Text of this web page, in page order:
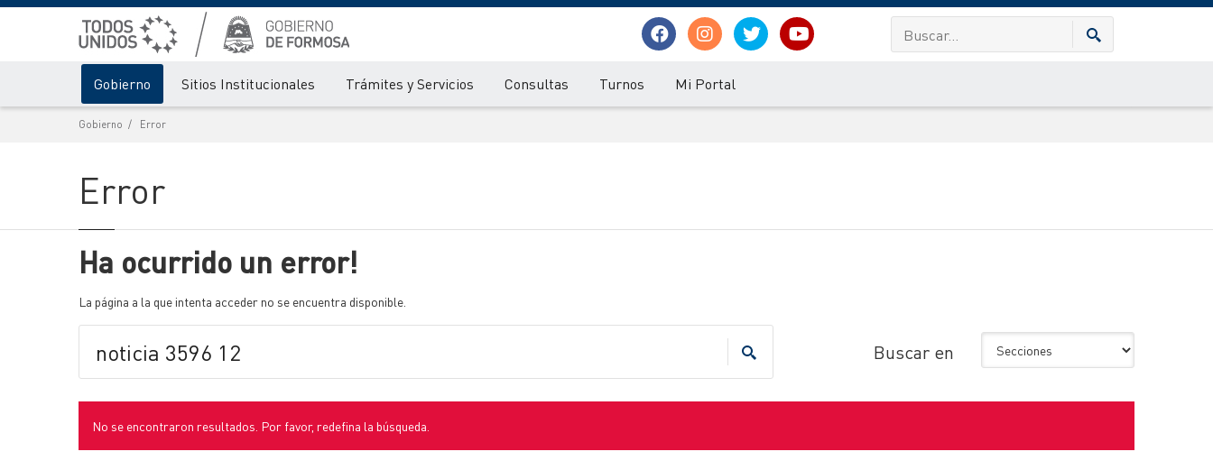
Gobierno Sitios Institucionales Trámites y Servicios Consultas Turnos Mi Portal
Gobierno Error
Error
Ha ocurrido un error!
La página a la que intenta acceder no se encuentra disponible.
Buscar en
No se encontraron resultados. Por favor, redefina la búsqueda.